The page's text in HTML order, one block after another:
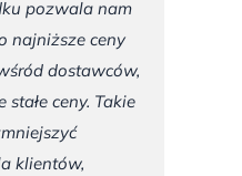
pozwala nam
najniższe ceny
dostawców,
ceny. Takie
klientów,